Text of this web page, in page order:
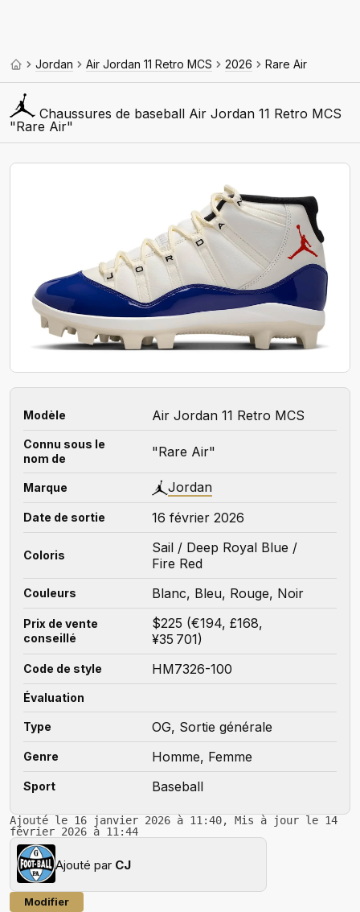
Jordan Air Jordan 11 Retro MCS 2026 Rare Air
Chaussures de baseball Air Jordan 11 Retro MCS
"Rare Air"
Modèle Air Jordan 11 Retro MCS
Connu sous le
nom de
"Rare Air"
Marque Jordan
Date de sortie 16 février 2026
Coloris
Sail / Deep Royal Blue /
Fire Red
Couleurs Blanc, Bleu, Rouge, Noir
Prix de vente
conseillé
$225 (€194, £168,
¥35 701)
Code de style HM7326-100
Évaluation
Type OG, Sortie générale
Genre Homme, Femme
Sport Baseball
Ajouté le 16 janvier 2026 à 11:40, Mis à jour le 14
février 2026 à 11:44
Ajouté par CJ
Modifier